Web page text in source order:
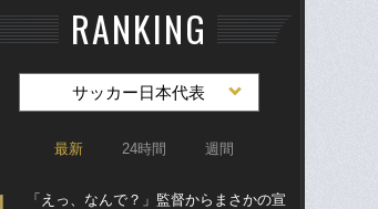
RANKING
サッカー日本代表
最新 24時間 週間
「えっ、なんで？」監督からまさかの宣